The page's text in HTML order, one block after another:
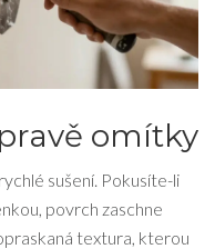
omítky
sušení. Pokusíte-li
povrch zaschne
textura, kterou